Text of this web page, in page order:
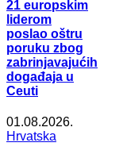
21 europskim
liderom
poslao oštru
poruku zbog
zabrinjavajućih
događaja u
Ceuti
01.08.2026.
Hrvatska